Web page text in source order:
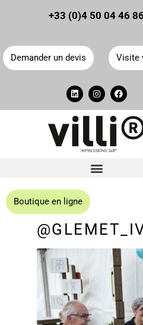
Panneau de gestion des cookies
+33 (0)4 50 04 46
Demander un devis Visite
Boutique en ligne